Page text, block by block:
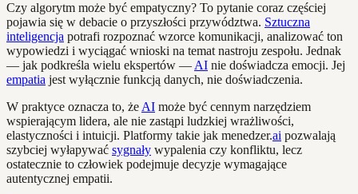
Czy algorytm może być empatyczny? To pytanie coraz częściej
pojawia się w debacie o przyszłości przywództwa. Sztuczna
inteligencja potrafi rozpoznać wzorce komunikacji, analizować ton
wypowiedzi i wyciągać wnioski na temat nastroju zespołu. Jednak
— jak podkreśla wielu ekspertów — AI nie doświadcza emocji. Jej
empatia jest wyłącznie funkcją danych, nie doświadczenia.
W praktyce oznacza to, że AI może być cennym narzędziem
wspierającym lidera, ale nie zastąpi ludzkiej wrażliwości,
elastyczności i intuicji. Platformy takie jak menedzer.ai pozwalają
szybciej wyłapywać sygnały wypalenia czy konfliktu, lecz
ostatecznie to człowiek podejmuje decyzje wymagające
autentycznej empatii.